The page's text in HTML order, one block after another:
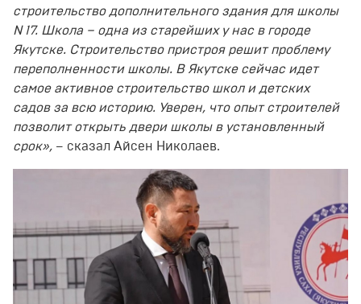
строительство дополнительного здания для школы
N 17. Школа – одна из старейших у нас в городе
Якутске. Строительство пристроя решит проблему
переполненности школы. В Якутске сейчас идет
самое активное строительство школ и детских
садов за всю историю. Уверен, что опыт строителей
позволит открыть двери школы в установленный
срок», – сказал Айсен Николаев.